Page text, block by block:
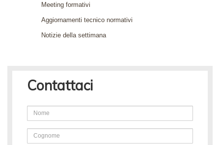
Meeting formativi
Aggiornamenti tecnico normativi
Notizie della settimana
Contattaci